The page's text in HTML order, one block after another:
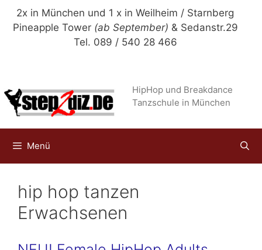
Zum
Inhalt
2x in München und 1 x in Weilheim / Starnberg
Pineapple Tower (ab September) & Sedanstr.29
Tel. 089 / 540 28 466
HipHop und Breakdance
Tanzschule in München
Menü
hip hop tanzen
Erwachsenen